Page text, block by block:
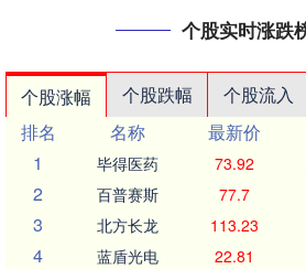
个股实时涨跌
个股涨幅 个股跌幅 个股流入
排名
名称 最新价
1
毕得医药 73.92
2 百普赛斯 77.7
3 北方长龙 113.23
4 蓝盾光电 22.81